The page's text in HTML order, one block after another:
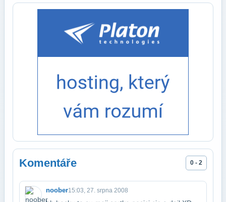
Komentáře 0 - 2
noober15:03, 27. srpna 2008